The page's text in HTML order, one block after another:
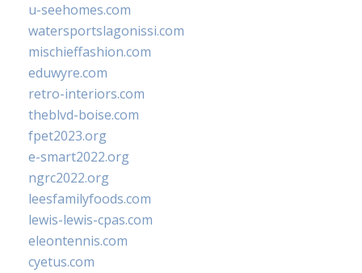
u-seehomes.com
watersportslagonissi.com
mischieffashion.com
eduwyre.com
retro-interiors.com
theblvd-boise.com
fpet2023.org
e-smart2022.org
ngrc2022.org
leesfamilyfoods.com
lewis-lewis-cpas.com
eleontennis.com
cyetus.com